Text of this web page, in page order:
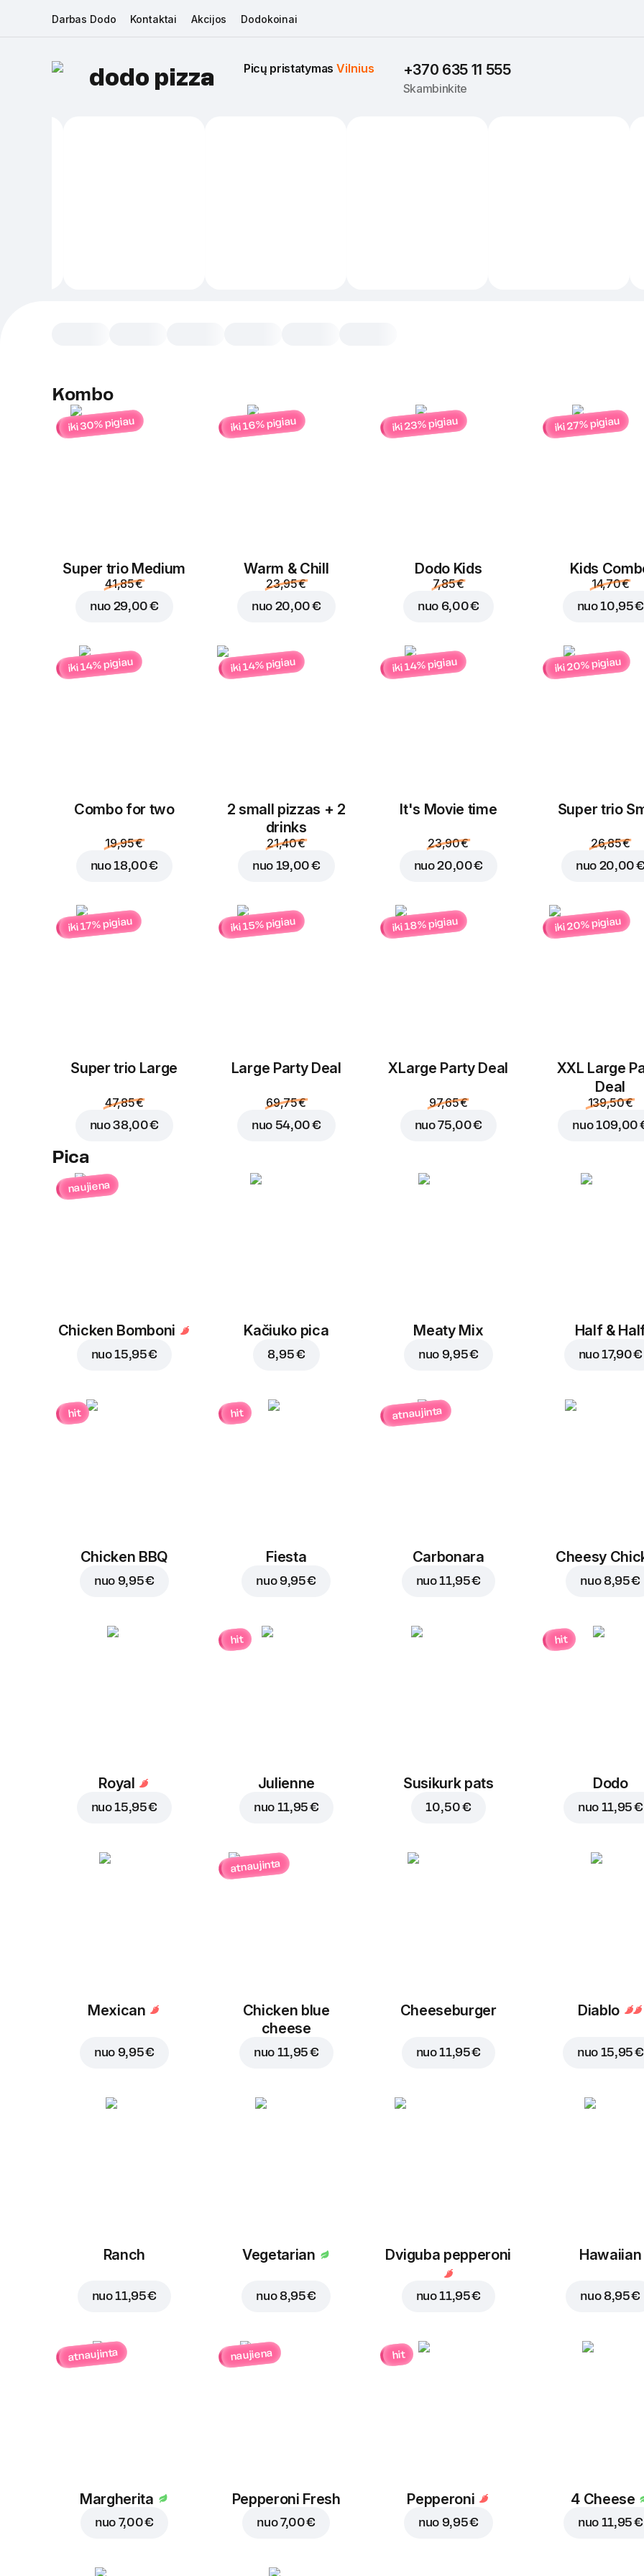
Darbas Dodo Kontaktai Akcijos Dodokoinai
dodo pizza Picų pristatymas Vilnius +370 635 11 555
Skambinkite
Vištienos kepsneliai
Kombo
iki 30% pigiau
Super trio Medium
41,85 €
nuo 29,00 €
iki 16% pigiau
Warm & Chill
23,95 €
nuo 20,00 €
iki 23% pigiau
Dodo Kids
7,85 €
nuo 6,00 €
iki 27% pigiau
Kids
14,70 €
nuo10,95 €
iki 14% pigiau
Combo for two
19,95 €
nuo18,00 €
iki 14% pigiau
2 small pizzas + 2
drinks
21,40 €
nuo 19,00 €
iki 14% pigiau
It's Movie time
23,90 €
nuo20,00 €
iki 20% pigiau
Super trio
26,85 €
nuo 20,00 €
iki 17% pigiau
Super trio Large
47,85 €
nuo38,00 €
iki 15% pigiau
Large Party Deal
69,75 €
nuo 54,00 €
iki 18% pigiau
ХLarge Party Deal
97,65 €
nuo75,00 €
iki 20% pigiau
XXL Large
Deal
139,50 €
nuo 109,00
Pica
naujiena
Chicken Bomboni
nuo15,95 €
Kačiuko pica
8,95 €
Meaty Mix
nuo 9,95 €
Half &
nuo17,90 €
hit
Chicken BBQ
nuo 9,95 €
hit
Fiesta
nuo 9,95 €
atnaujinta
Carbonara
nuo11,95 €
Cheesy
nuo 8,95 €
Royal
nuo15,95 €
hit
Julienne
nuo 11,95 €
Susikurk pats
10,50 €
hit
Dodo
nuo 11,95 €
Mexican
nuo 9,95 €
atnaujinta
Chicken blue
cheese
nuo 11,95 €
Cheeseburger
nuo11,95 €
Diablo
nuo 15,95 €
Ranch
nuo11,95 €
Vegetarian
nuo 8,95 €
Dviguba pepperoni
nuo11,95 €
Hawaiian
nuo 8,95 €
atnaujinta
Margherita
nuo 7,00 €
naujiena
Pepperoni Fresh
nuo7,00 €
hit
Pepperoni
nuo 9,95 €
4 Cheese
nuo 11,95 €